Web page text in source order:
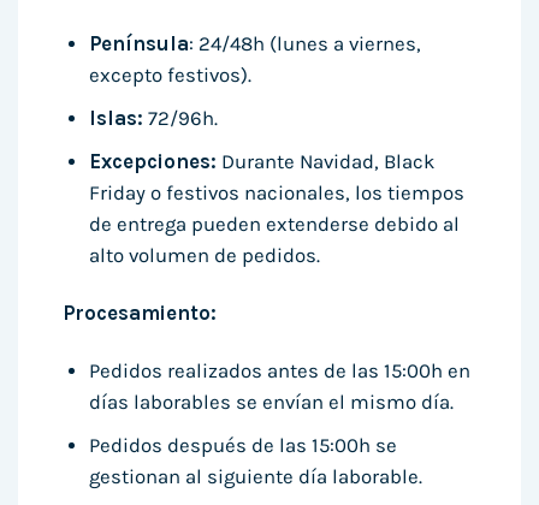
Península: 24/48h (lunes a viernes,
excepto festivos).
Islas: 72/96h.
Excepciones: Durante Navidad, Black
Friday o festivos nacionales, los tiempos
de entrega pueden extenderse debido al
alto volumen de pedidos.
Procesamiento:
Pedidos realizados antes de las 15:00h en
días laborables se envían el mismo día.
Pedidos después de las 15:00h se
gestionan al siguiente día laborable.